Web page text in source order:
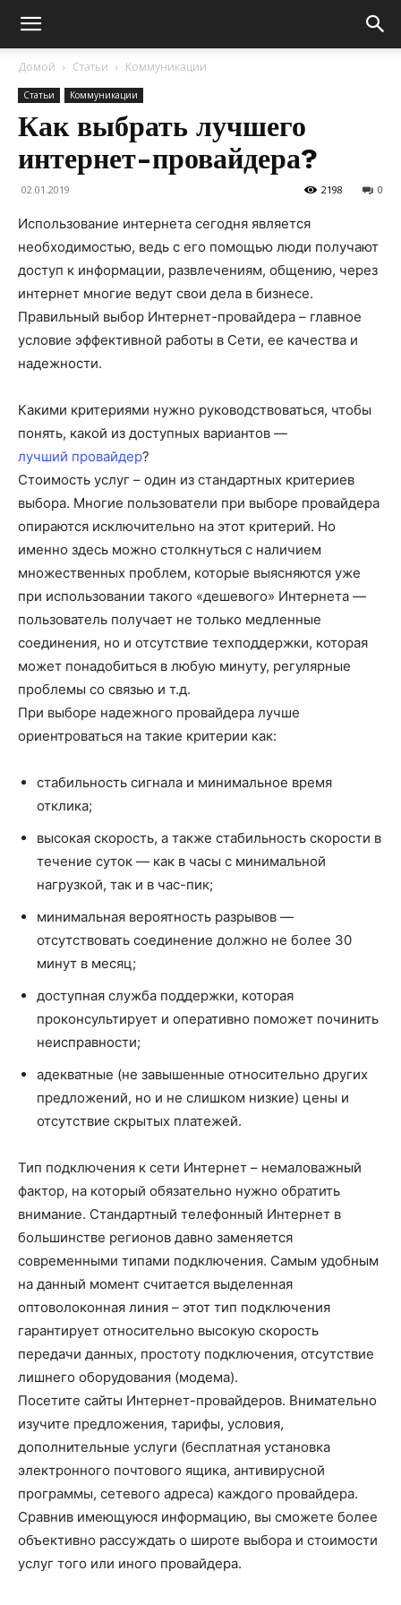
Домой Статьи Коммуникации
Статьи Коммуникации
Как выбрать лучшего
интернет-провайдера?
02.01.2019 0
2198
Использование интернета сегодня является
необходимостью, ведь с его помощью люди получают
доступ к информации, развлечениям, общению, через
интернет многие ведут свои дела в бизнесе.
Правильный выбор Интернет-провайдера – главное
условие эффективной работы в Сети, ее качества и
надежности.
Какими критериями нужно руководствоваться, чтобы
понять, какой из доступных вариантов —
лучший провайдер?
Стоимость услуг – один из стандартных критериев
выбора. Многие пользователи при выборе провайдера
опираются исключительно на этот критерий. Но
именно здесь можно столкнуться с наличием
множественных проблем, которые выясняются уже
при использовании такого «дешевого» Интернета —
пользователь получает не только медленные
соединения, но и отсутствие техподдержки, которая
может понадобиться в любую минуту, регулярные
проблемы со связью и т.д.
При выборе надежного провайдера лучше
ориентроваться на такие критерии как:
стабильность сигнала и минимальное время
отклика;
высокая скорость, а также стабильность скорости в
течение суток — как в часы с минимальной
нагрузкой, так и в час-пик;
минимальная вероятность разрывов —
отсутствовать соединение должно не более 30
минут в месяц;
доступная служба поддержки, которая
проконсультирует и оперативно поможет починить
неисправности;
адекватные (не завышенные относительно других
предложений, но и не слишком низкие) цены и
отсутствие скрытых платежей.
Тип подключения к сети Интернет – немаловажный
фактор, на который обязательно нужно обратить
внимание. Стандартный телефонный Интернет в
большинстве регионов давно заменяется
современными типами подключения. Самым удобным
на данный момент считается выделенная
оптоволоконная линия – этот тип подключения
гарантирует относительно высокую скорость
передачи данных, простоту подключения, отсутствие
лишнего оборудования (модема).
Посетите сайты Интернет-провайдеров. Внимательно
изучите предложения, тарифы, условия,
дополнительные услуги (бесплатная установка
электронного почтового ящика, антивирусной
программы, сетевого адреса) каждого провайдера.
Сравнив имеющуюся информацию, вы сможете более
объективно рассуждать о широте выбора и стоимости
услуг того или иного провайдера.